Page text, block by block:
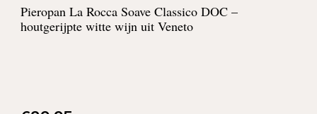
Pieropan La Rocca Soave Classico DOC –
houtgerijpte witte wijn uit Veneto